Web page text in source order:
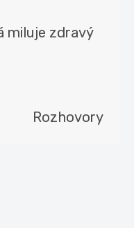
miluje zdravý
Rozhovory